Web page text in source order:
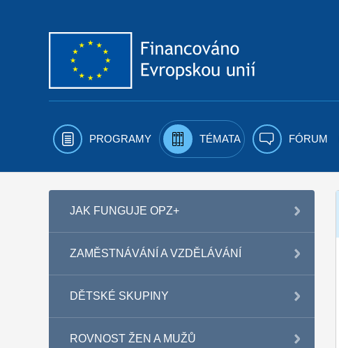
PROGRAMY TÉMATA FÓRUM
JAK FUNGUJE OPZ+
ZAMĚSTNÁVÁNÍ A VZDĚLÁVÁNÍ
DĚTSKÉ SKUPINY
ROVNOST ŽEN A MUŽŮ